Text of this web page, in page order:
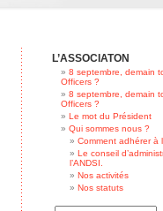
L’ASSOCIATON
8 septembre, demain
Officers ?
8 septembre, demain
Officers ?
Le mot du Président
Qui sommes nous ?
Comment adhérer à
Le conseil
l’ANDSI.
Nos activités
Nos statuts